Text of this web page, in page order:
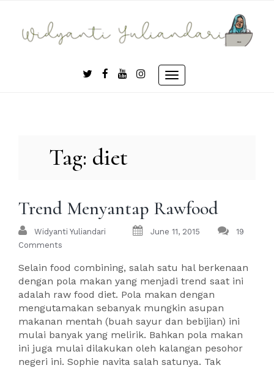
content
Toggle
Tag: diet
Trend Menyantap Rawfood
Widyanti Yuliandari June 11, 2015
19
Comments
Selain food combining, salah satu hal berkenaan
dengan pola makan yang menjadi trend saat ini
adalah raw food diet. Pola makan dengan
mengutamakan sebanyak mungkin asupan
makanan mentah (buah sayur dan bebijian) ini
mulai banyak yang melirik. Bahkan pola makan
ini juga mulai dilakukan oleh kalangan pesohor
negeri ini. Sophie navita salah satunya. Tak